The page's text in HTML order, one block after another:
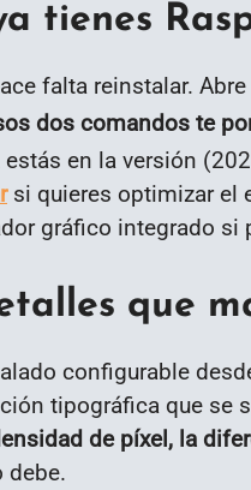
tienes
falta reinstalar.
dos comandos te
en la versión
si quieres optimizar el
gráfico integrado si
que
configurable
tipográfica que se
de píxel, la
debe.